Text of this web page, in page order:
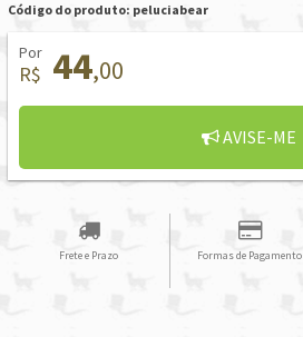
Código do produto: peluciabear
Por
R$ 44,00
AVISE-ME
Frete e Prazo Formas de Pagamento